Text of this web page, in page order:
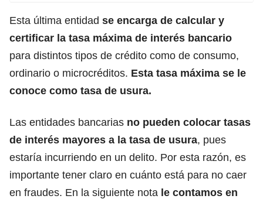
Esta última entidad se encarga de calcular y
certificar la tasa máxima de interés bancario
para distintos tipos de crédito como de consumo,
ordinario o microcréditos. Esta tasa máxima se le
conoce como tasa de usura.
Las entidades bancarias no pueden colocar tasas
de interés mayores a la tasa de usura, pues
estaría incurriendo en un delito. Por esta razón, es
importante tener claro en cuánto está para no caer
en fraudes. En la siguiente nota le contamos en